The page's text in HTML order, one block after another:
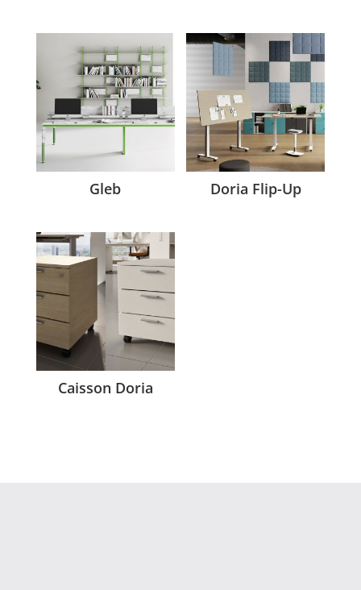
Gleb Doria Flip-Up
Caisson Doria